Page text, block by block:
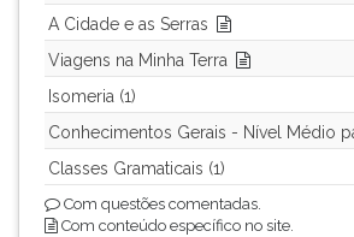
A Cidade e as Serras
Viagens na Minha Terra
Isomeria (1)
Conhecimentos Gerais - Nível Médio
Classes Gramaticais (1)
Com questões comentadas.
Com conteúdo específico no site.